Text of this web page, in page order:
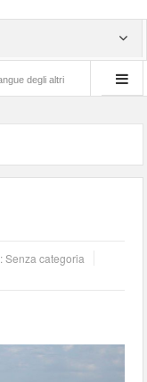
altri Lotta di classe…
Senza categoria